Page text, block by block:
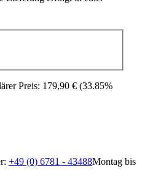
Preis: 179,90 € (33.85%
+49 (0) 6781 - 43488Montag bis